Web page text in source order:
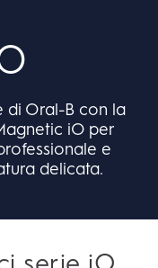
di Oral-B con la
iO per
e
delicata.